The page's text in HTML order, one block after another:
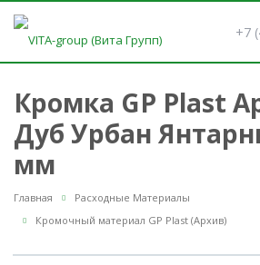
+7
Кромка GP Plast
Дуб Урбан
мм
Главная
Расходные Материалы
Кромочный материал GP Plast (Архив)